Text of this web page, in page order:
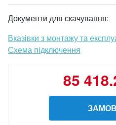
Документи для скачування:
Вказівки з монтажу та
Схема підключення
85